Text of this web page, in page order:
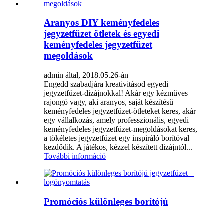
Aranyos DIY keményfedeles
jegyzetfüzet ötletek és egyedi
keményfedeles jegyzetfüzet
megoldások
admin által, 2018.05.26-án
Engedd szabadjára kreativitásod egyedi
jegyzetfüzet-dizájnokkal! Akár egy kézműves
rajongó vagy, aki aranyos, saját készítésű
keményfedeles jegyzetfüzet-ötleteket keres, akár
egy vállalkozás, amely professzionális, egyedi
keményfedeles jegyzetfüzet-megoldásokat keres,
a tökéletes jegyzetfüzet egy inspiráló borítóval
kezdődik. A játékos, kézzel készített dizájntól...
További információ
Promóciós különleges borítójú